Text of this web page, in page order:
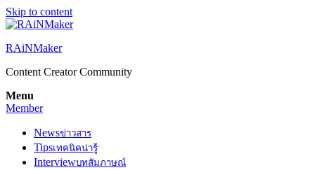
Skip to content
RAiNMaker
Content Creator Community
Menu
Member
Newsข่าวสาร
Tipsเทคนิคน่ารู้
Interviewบทสัมภาษณ์